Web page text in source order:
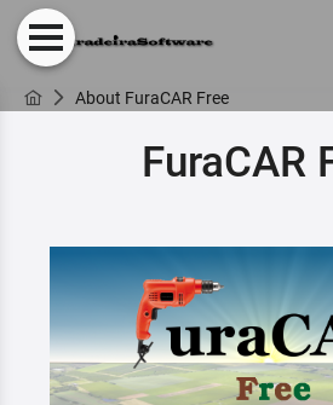
About FuraCAR Free
FuraCAR